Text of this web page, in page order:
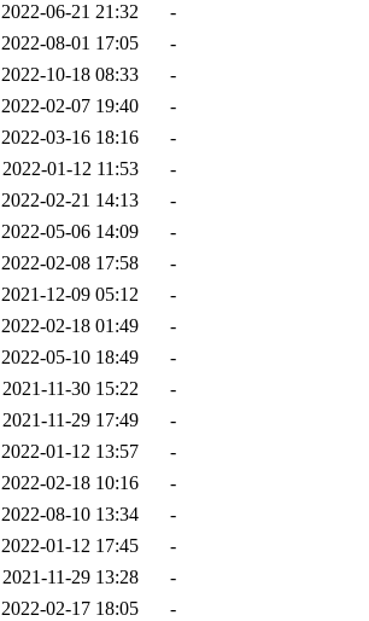
2022-06-21 21:32
-
2022-08-01 17:05
-
2022-10-18 08:33
-
2022-02-07 19:40
-
2022-03-16 18:16
-
2022-01-12 11:53
-
2022-02-21 14:13
-
2022-05-06 14:09
-
2022-02-08 17:58
-
2021-12-09 05:12
-
2022-02-18 01:49
-
2022-05-10 18:49
-
2021-11-30 15:22
-
2021-11-29 17:49
-
2022-01-12 13:57
-
2022-02-18 10:16
-
2022-08-10 13:34
-
2022-01-12 17:45
-
2021-11-29 13:28
-
2022-02-17 18:05
-